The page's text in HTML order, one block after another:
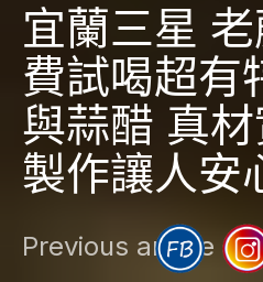
宜蘭三星
費試喝超有
與蒜醋 真
製作讓人安
Previous article